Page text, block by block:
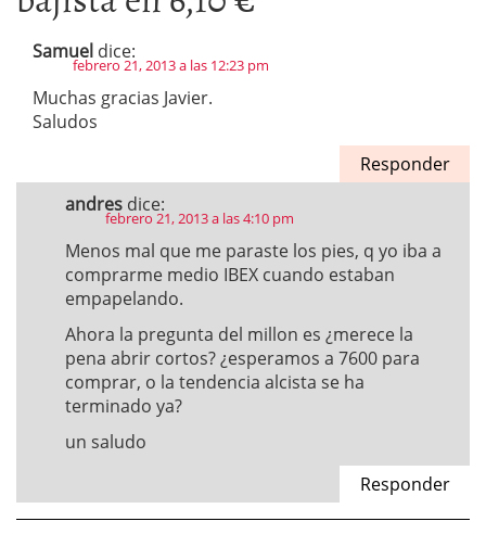
Samuel dice:
febrero 21, 2013 a las 12:23 pm
Muchas gracias Javier.
Saludos
Responder
andres dice:
febrero 21, 2013 a las 4:10 pm
Menos mal que me paraste los pies, q yo iba a
comprarme medio IBEX cuando estaban
empapelando.
Ahora la pregunta del millon es ¿merece la
pena abrir cortos? ¿esperamos a 7600 para
comprar, o la tendencia alcista se ha
terminado ya?
un saludo
Responder